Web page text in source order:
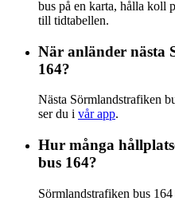
bus på en karta, hålla koll
till tidtabellen.
När anländer nästa
164?
Nästa Sörmlandstrafiken
ser du i vår app.
Hur många
bus 164?
Sörmlandstrafiken bus